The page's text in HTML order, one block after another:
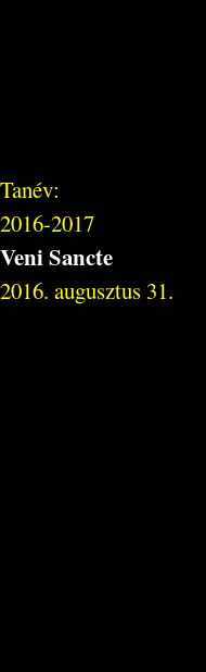
Tanév:
2016-2017
Veni Sancte
2016. augusztus 31.